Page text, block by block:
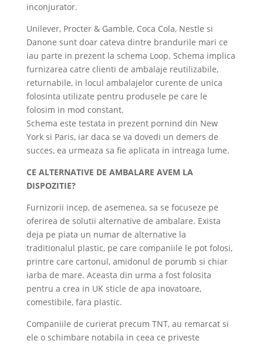
inconjurator.
Unilever, Procter & Gamble, Coca Cola, Nestle si
Danone sunt doar cateva dintre brandurile mari ce
iau parte in prezent la schema Loop. Schema implica
furnizarea catre clienti de ambalaje reutilizabile,
returnabile, in locul ambalajelor curente de unica
folosinta utilizate pentru produsele pe care le
folosim in mod constant.
Schema este testata in prezent pornind din New
York si Paris, iar daca se va dovedi un demers de
succes, ea urmeaza sa fie aplicata in intreaga lume.
CE ALTERNATIVE DE AMBALARE AVEM LA
DISPOZITIE?
Furnizorii incep, de asemenea, sa se focuseze pe
oferirea de solutii alternative de ambalare. Exista
deja pe piata un numar de alternative la
traditionalul plastic, pe care companiile le pot folosi,
printre care cartonul, amidonul de porumb si chiar
iarba de mare. Aceasta din urma a fost folosita
pentru a crea in UK sticle de apa inovatoare,
comestibile, fara plastic.
Companiile de curierat precum TNT, au remarcat si
ele o schimbare notabila in ceea ce priveste